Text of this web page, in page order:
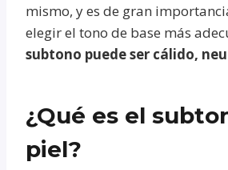
mismo, y es de gran
elegir el tono de base más
subtono puede ser cálido,
¿Qué es el
piel?